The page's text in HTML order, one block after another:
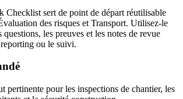
Checklist sert de point de départ réutilisable
des risques et Transport. Utilisez-le
questions, les preuves et les notes de revue
ou le suivi.
pertinente pour les inspections de chantier, les